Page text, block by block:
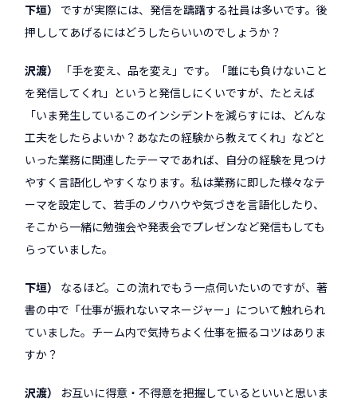
下垣
ですが実際には、発信を躊躇する社員は多いです。後
押ししてあげるにはどうしたらいいのでしょうか？
沢渡
「手を変え、品を変え」です。「誰にも負けないこと
を発信してくれ」というと発信しにくいですが、たとえば
「いま発生しているこのインシデントを減らすには、どんな
工夫をしたらよいか？あなたの経験から教えてくれ」などと
いった業務に関連したテーマであれば、自分の経験を見つけ
やすく言語化しやすくなります。私は業務に即した様々なテ
ーマを設定して、若手のノウハウや気づきを言語化したり、
そこから一緒に勉強会や発表会でプレゼンなど発信もしても
らっていました。
下垣
なるほど。この流れでもう一点伺いたいのですが、著
書の中で「仕事が振れないマネージャー」について触れられ
ていました。チーム内で気持ちよく仕事を振るコツはありま
すか？
沢渡 お互いに得意・不得意を把握しているといいと思いま